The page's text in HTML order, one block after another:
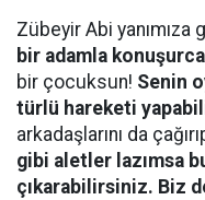
Zübeyir Abi yanımıza
bir adamla
bir çocuksun! Senin
türlü hareketi
arkadaşlarını da
gibi aletler lazımsa
çıkarabilirsiniz. Biz